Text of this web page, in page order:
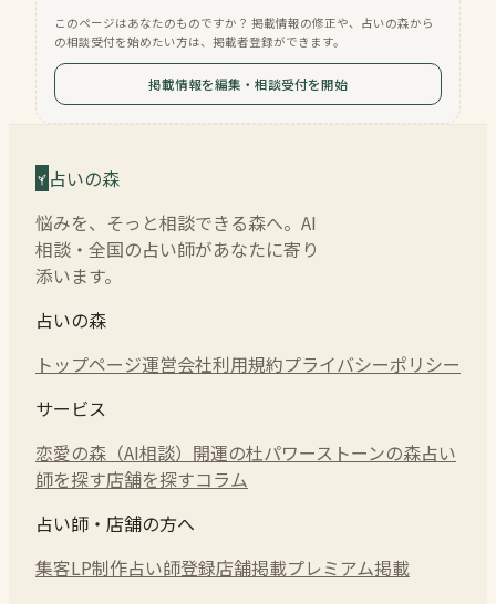
このページはあなたのものですか？ 掲載情報の修正や、占いの森から
の相談受付を始めたい方は、掲載者登録ができます。
掲載情報を編集・相談受付を開始
占いの森
悩みを、そっと相談できる森へ。AI
相談・全国の占い師があなたに寄り
添います。
占いの森
トップページ運営会社利用規約プライバシーポリシー
サービス
恋愛の森（AI相談） 開運の杜パワーストーンの森占い
師を探す店舗を探すコラム
占い師・店舗の方へ
集客LP制作占い師登録店舗掲載プレミアム掲載